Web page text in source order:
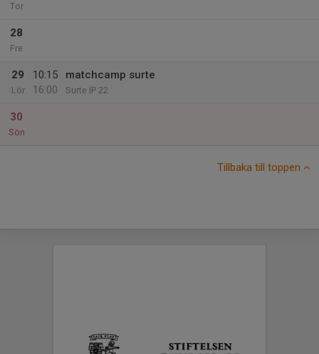
Tor
28
Fre
29
Lör
10:15
16:00
matchcamp surte
Surte IP 22
30
Sön
Tillbaka till toppen